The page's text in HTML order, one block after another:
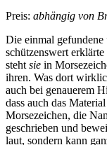
Preis: abhängig von
Die einmal
schützenswert
steht sie in
ihren. Was dort
auch bei genauerem
dass auch das
Morsezeichen, die
geschrieben und
laut, sondern kann